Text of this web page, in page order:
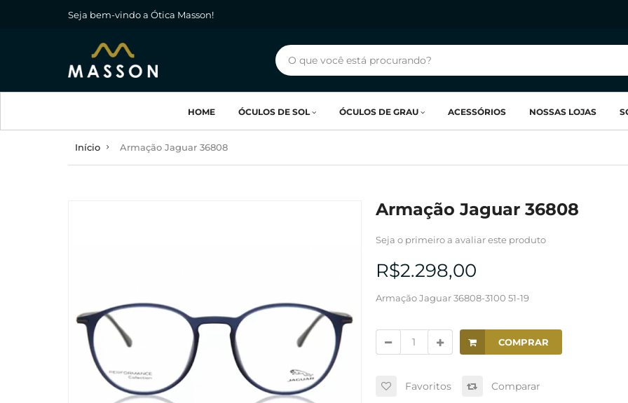
Seja bem-vindo a Ótica Masson!
HOME ÓCULOS DE SOL ÓCULOS DE GRAU ACESSÓRIOS NOSSAS LOJAS
Início Armação Jaguar 36808
Armação Jaguar 36808
Seja o primeiro a avaliar este produto
R$2.298,00
Armação Jaguar 36808-3100 51-19
COMPRAR
Favoritos Comparar